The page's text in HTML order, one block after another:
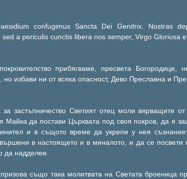
confugimus Sancta Dei Genitrix. Nostras
a periculis cunctis libera nos semper, Virgo Gloriosa
прибягваме, пресвета Богородице,
избави ни от всяка опасност, Дево Преславна и
застъпничество Светият отец моли вярващите
Майка да постави Църквата под своя покров, да я
и в същото време да укрепи у нея
в настоящето и в миналото, и да се посвети
да надделее.
също така молитвата на Светата броеница